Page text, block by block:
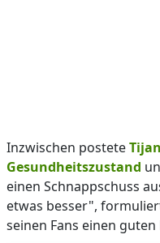
Inzwischen postete
Gesundheitszustand
einen Schnappschuss
etwas besser",
seinen Fans einen